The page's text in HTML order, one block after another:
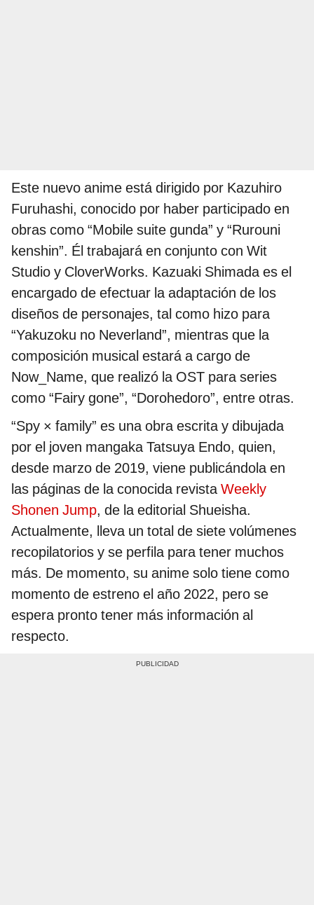
Este nuevo anime está dirigido por Kazuhiro
Furuhashi, conocido por haber participado en
obras como “Mobile suite gunda” y “Rurouni
kenshin”. Él trabajará en conjunto con Wit
Studio y CloverWorks. Kazuaki Shimada es el
encargado de efectuar la adaptación de los
diseños de personajes, tal como hizo para
“Yakuzoku no Neverland”, mientras que la
composición musical estará a cargo de
Now_Name, que realizó la OST para series
como “Fairy gone”, “Dorohedoro”, entre otras.
“Spy × family” es una obra escrita y dibujada
por el joven mangaka Tatsuya Endo, quien,
desde marzo de 2019, viene publicándola en
las páginas de la conocida revista Weekly
Shonen Jump, de la editorial Shueisha.
Actualmente, lleva un total de siete volúmenes
recopilatorios y se perfila para tener muchos
más. De momento, su anime solo tiene como
momento de estreno el año 2022, pero se
espera pronto tener más información al
respecto.